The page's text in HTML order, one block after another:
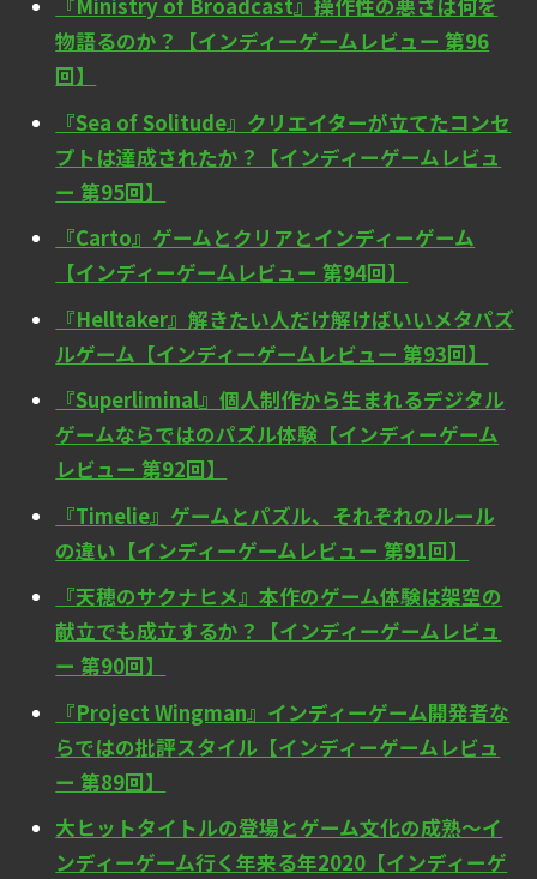
『Ministry of Broadcast』操作性の悪さは何を
物語るのか？【インディーゲームレビュー 第96
回】
『Sea of Solitude』クリエイターが立てたコンセ
プトは達成されたか？【インディーゲームレビュ
ー 第95回】
『Carto』ゲームとクリアとインディーゲーム
【インディーゲームレビュー 第94回】
『Helltaker』解きたい人だけ解けばいいメタパズ
ルゲーム【インディーゲームレビュー 第93回】
『Superliminal』個人制作から生まれるデジタル
ゲームならではのパズル体験【インディーゲーム
レビュー 第92回】
『Timelie』ゲームとパズル、それぞれのルール
の違い【インディーゲームレビュー 第91回】
『天穂のサクナヒメ』本作のゲーム体験は架空の
献立でも成立するか？【インディーゲームレビュ
ー 第90回】
『Project Wingman』インディーゲーム開発者な
らではの批評スタイル【インディーゲームレビュ
ー 第89回】
大ヒットタイトルの登場とゲーム文化の成熟～イ
ンディーゲーム行く年来る年2020【インディーゲ